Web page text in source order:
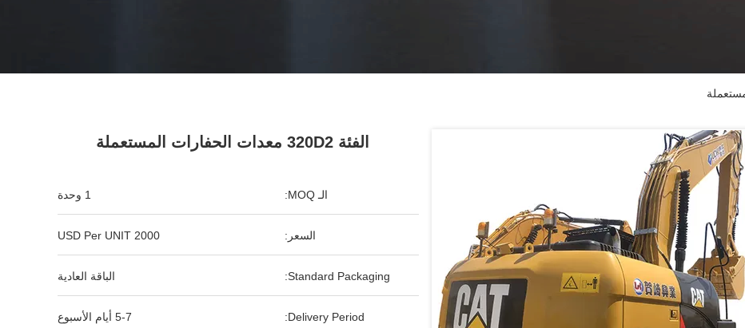
الفئة 320D2 معدات الحفارات المستعملة
الـ MOQ: 1 وحدة
السعر: 2000 USD Per UNIT
Standard Packaging: الباقة العادية
Delivery Period: 5-7 أيام الأسبوع